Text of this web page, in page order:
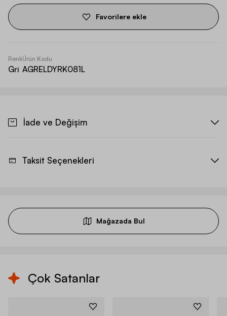
Favorilere ekle
Renk
Gri
Ürün Kodu
AGRELDYRK081L
İade ve Değişim
Taksit Seçenekleri
Mağazada Bul
Çok Satanlar